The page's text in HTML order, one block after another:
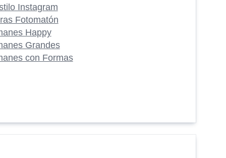
Instagram
Fotomatón
Happy
Grandes
con Formas